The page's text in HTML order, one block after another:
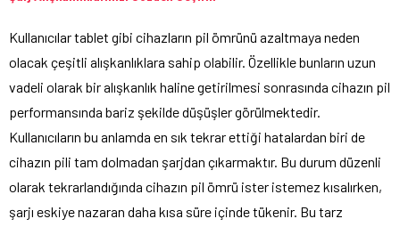
Kullanıcılar tablet gibi cihazların pil ömrünü azaltmaya neden
olacak çeşitli alışkanlıklara sahip olabilir. Özellikle bunların uzun
vadeli olarak bir alışkanlık haline getirilmesi sonrasında cihazın pil
performansında bariz şekilde düşüşler görülmektedir.
Kullanıcıların bu anlamda en sık tekrar ettiği hatalardan biri de
cihazın pili tam dolmadan şarjdan çıkarmaktır. Bu durum düzenli
olarak tekrarlandığında cihazın pil ömrü ister istemez kısalırken,
şarjı eskiye nazaran daha kısa süre içinde tükenir. Bu tarz